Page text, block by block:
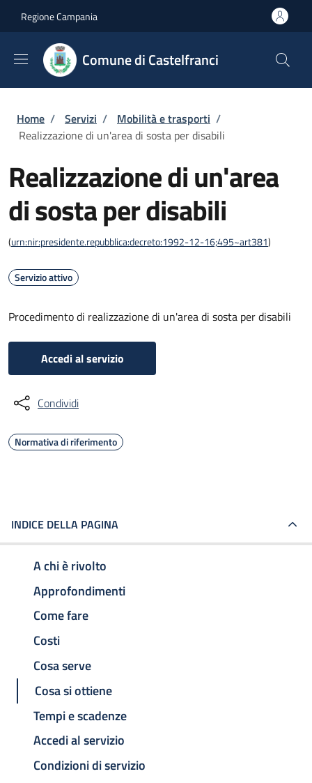
Regione Campania
Comune di Castelfranci
Briciole di pane
Home / Servizi / Mobilità e trasporti /
Realizzazione di un'area di sosta per disabili
Realizzazione di un'area
di sosta per disabili
(urn:nir:presidente.repubblica:decreto:1992-12-16;495~art381)
Servizio attivo
Procedimento di realizzazione di un'area di sosta per disabili
Accedi al servizio
Condividi
Normativa di riferimento
INDICE DELLA PAGINA
A chi è rivolto
Approfondimenti
Come fare
Costi
Cosa serve
Cosa si ottiene
Tempi e scadenze
Accedi al servizio
Condizioni di servizio